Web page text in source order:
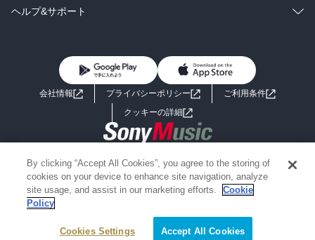
絞り込み条件を変える
BL・TL
雑誌・グラビア
ラノベ
コミック
ライトノベル 男子向けラノベ
小説
海外小説
ミステリー SF
歴史・時代小説
グラビア写真集
ヘルプ&サポート
よくあるご質問 お問い合わせ
会社情報 プライバシーポリシー
ご利用条件
クッキーの詳細
Copyright 2017 - 2026 Sony Music Entertainment(Japan) Inc.
Information on the site is for the Japan domestic market only
powered by
By clicking “Accept All Cookies”, you agree to the storing of
cookies on your device to enhance site navigation, analyze
site usage, and assist in our marketing efforts.
Cookie
Policy
Cookies Settings Accept All Cookies